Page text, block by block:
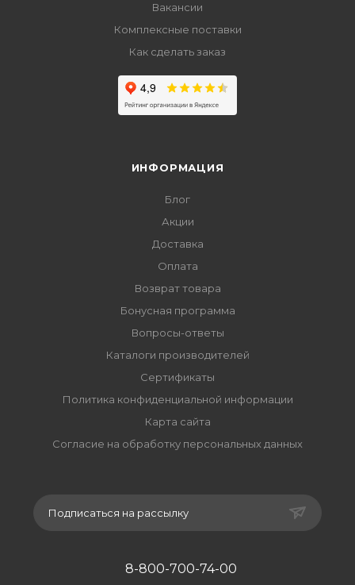
Вакансии
Комплексные поставки
Как сделать заказ
ИНФОРМАЦИЯ
Блог
Акции
Доставка
Оплата
Возврат товара
Бонусная программа
Вопросы-ответы
Каталоги производителей
Сертификаты
Политика конфиденциальной информации
Карта сайта
Согласие на обработку персональных данных
Подписаться на рассылку
8-800-700-74-00